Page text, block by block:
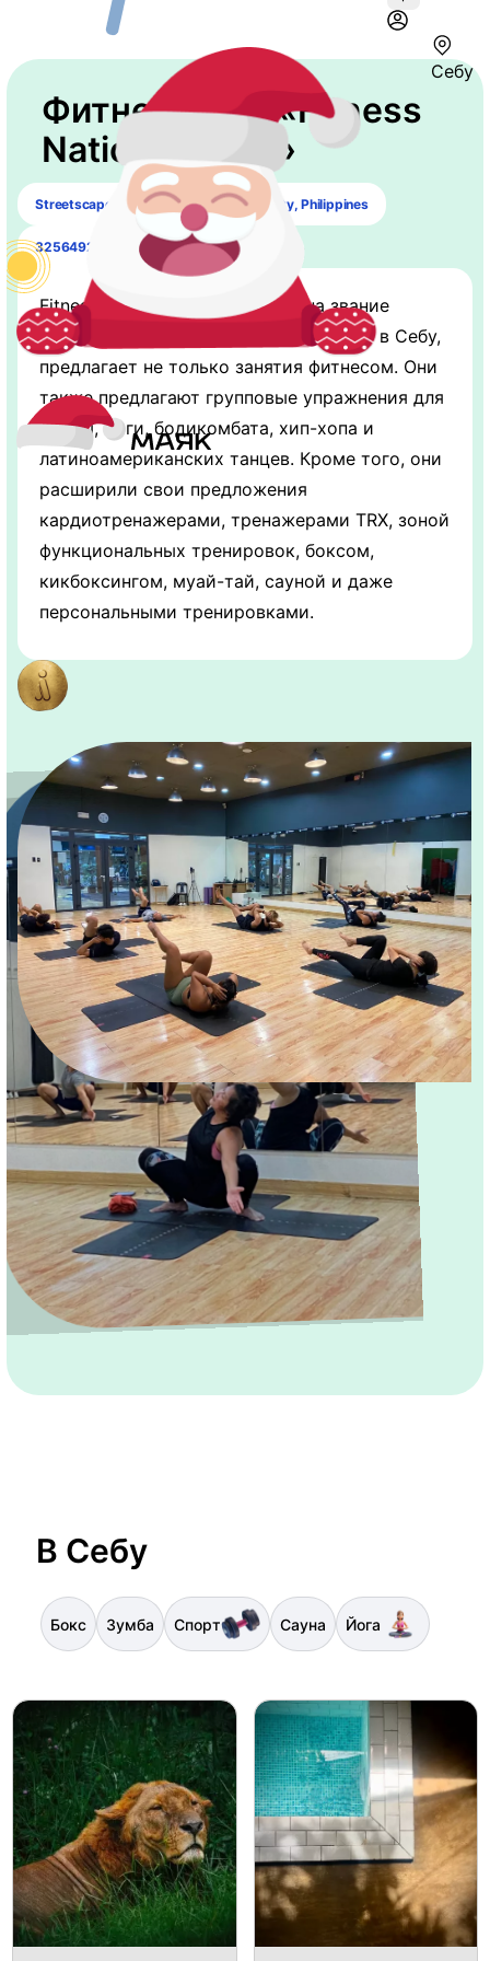
Себу
Фитнес-клуб «Fitness
Nation - Cebu»
Streetscape Mall, Banilad 6000 Cebu City, Philippines
325649287
Fitness Nation, претендующий на звание
одного из лучших тренажерных залов в Себу,
предлагает не только занятия фитнесом. Они
также предлагают групповые упражнения для
зумбы, йоги, бодикомбата, хип-хопа и
латиноамериканских танцев. Кроме того, они
расширили свои предложения
кардиотренажерами, тренажерами TRX, зоной
функциональных тренировок, боксом,
кикбоксингом, муай-тай, сауной и даже
персональными тренировками.
В Себу
Бокс ​Зумба Спорт Сауна Йога